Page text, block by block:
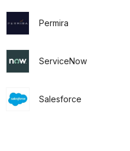
Permira
ServiceNow
Salesforce